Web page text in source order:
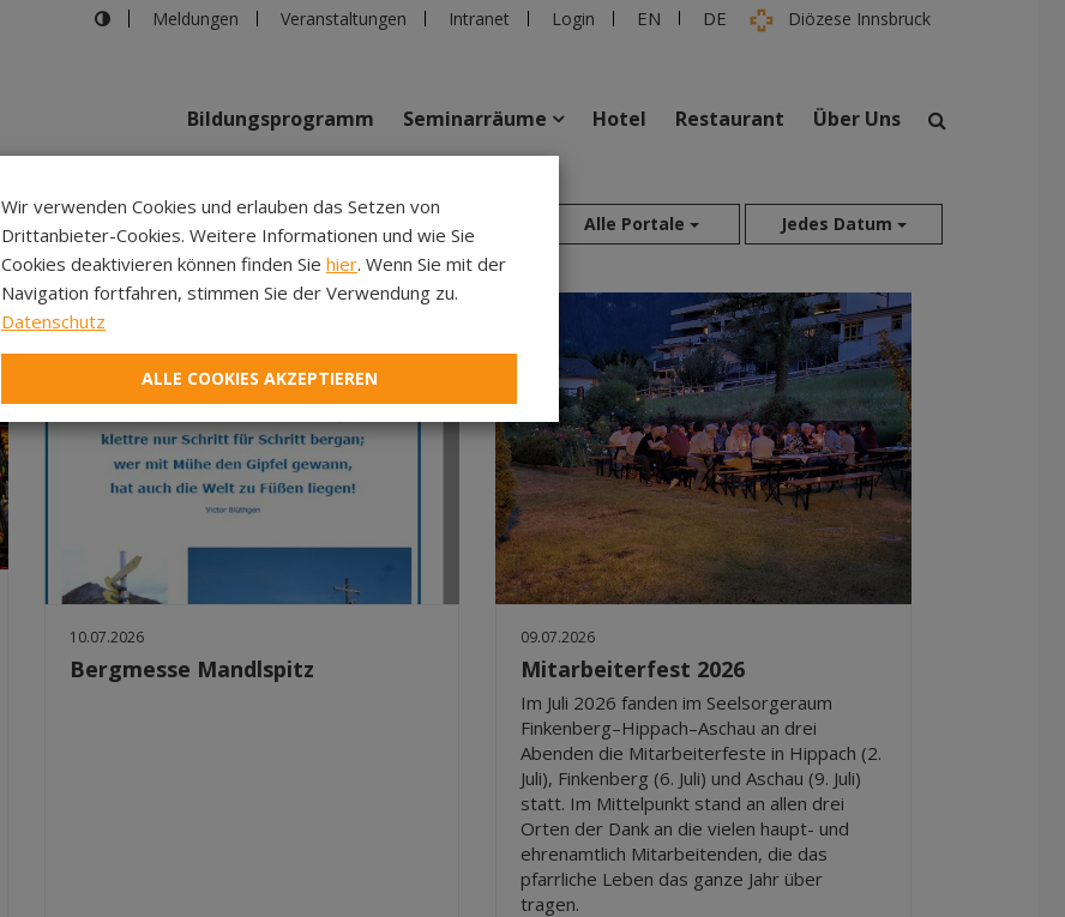
Meldungen Veranstaltungen Intranet Login EN DE Diözese Innsbruck
suchen
Veranstaltungen Personen
Bildungsprogramm Seminarräume Hotel Restaurant Über Uns
Alle Portale Jedes Datum
Aug 2026
Jul 2026
Jun 2026
Mai 2026
Apr 2026
Mär 2026
Feb 2026
Jan 2026
Dez 2025
Nov 2025
10.07.2026
Bergmesse Mandlspitz
09.07.2026
Mitarbeiterfest 2026
Im Juli 2026 fanden im Seelsorgeraum
Finkenberg–Hippach–Aschau an drei
Abenden die Mitarbeiterfeste in Hippach (2.
Juli), Finkenberg (6. Juli) und Aschau (9. Juli)
statt. Im Mittelpunkt stand an allen drei
Orten der Dank an die vielen haupt- und
ehrenamtlich Mitarbeitenden, die das
pfarrliche Leben das ganze Jahr über
tragen.
Wir verwenden Cookies und erlauben das Setzen von
Drittanbieter-Cookies. Weitere Informationen und wie Sie
Cookies deaktivieren können finden Sie hier. Wenn Sie mit der
Navigation fortfahren, stimmen Sie der Verwendung zu.
Datenschutz
ALLE COOKIES AKZEPTIEREN